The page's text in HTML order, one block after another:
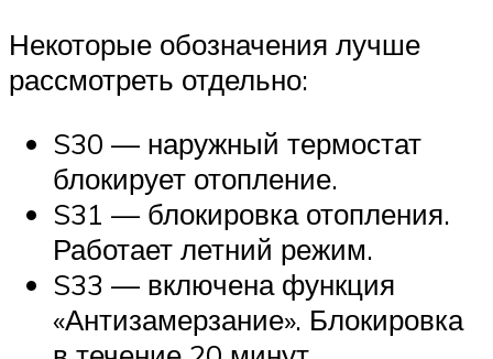
Некоторые обозначения лучше
рассмотреть отдельно:
S30 — наружный термостат
блокирует отопление.
S31 — блокировка отопления.
Работает летний режим.
S33 — включена функция
«Антизамерзание». Блокировка